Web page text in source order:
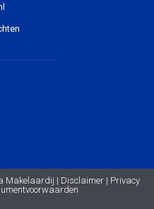
Makelaardij | Disclaimer | Privacy